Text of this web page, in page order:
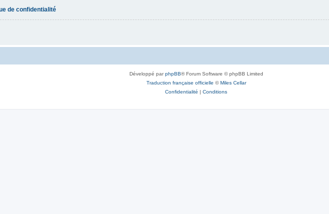
de confidentialité
Développé parphpBB® Forum Software © phpBB Limited
Traduction française officielle ©Miles Cellar
Confidentialité | Conditions